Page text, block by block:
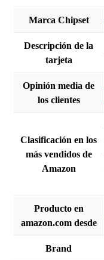
Marca Chipset
Descripción de la
tarjeta
Opinión media de
los clientes
Clasificación en los
más vendidos de
Amazon
Producto en
amazon.com desde
Brand